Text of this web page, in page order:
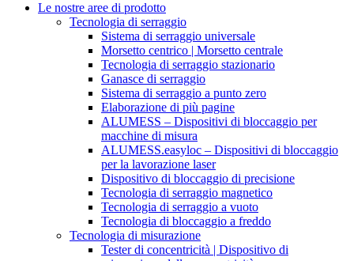
Le nostre aree di prodotto
Tecnologia di serraggio
Sistema di serraggio universale
Morsetto centrico | Morsetto centrale
Tecnologia di serraggio stazionario
Ganasce di serraggio
Sistema di serraggio a punto zero
Elaborazione di più pagine
ALUMESS – Dispositivi di bloccaggio per
macchine di misura
ALUMESS.easyloc – Dispositivi di bloccaggio
per la lavorazione laser
Dispositivo di bloccaggio di precisione
Tecnologia di serraggio magnetico
Tecnologia di serraggio a vuoto
Tecnologia di bloccaggio a freddo
Tecnologia di misurazione
Tester di concentricità | Dispositivo di